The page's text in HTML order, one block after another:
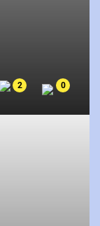
2 0